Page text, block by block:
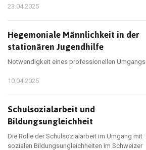
23.04.2025
Hegemoniale Männlichkeit in der
stationären Jugendhilfe
Notwendigkeit eines professionellen Umgangs
10.04.2025
Schulsozialarbeit und
Bildungsungleichheit
Die Rolle der Schulsozialarbeit im Umgang mit
sozialen Bildungsungleichheiten im Schweizer